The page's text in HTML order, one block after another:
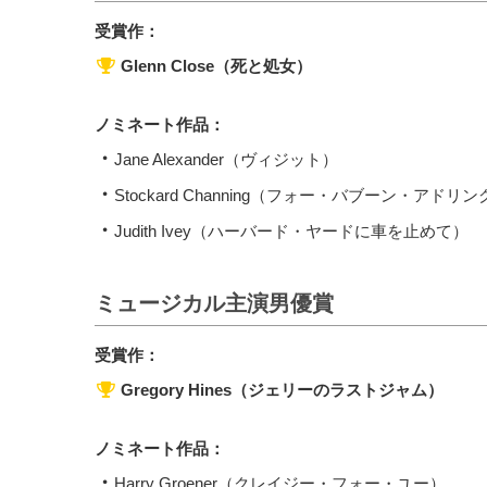
受賞作：
Glenn Close（死と処女）
ノミネート作品：
Jane Alexander（ヴィジット）
Stockard Channing（フォー・バブーン・アドリン
Judith Ivey（ハーバード・ヤードに車を止めて）
ミュージカル主演男優賞
受賞作：
Gregory Hines（ジェリーのラストジャム）
ノミネート作品：